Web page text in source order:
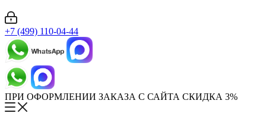
+7 (499) 110-04-44
ПРИ ОФОРМЛЕНИИ ЗАКАЗА С САЙТА СКИДКА 3%